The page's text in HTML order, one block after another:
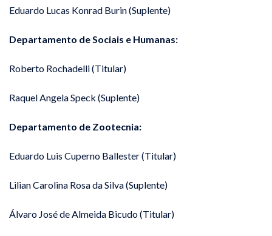
Eduardo Lucas Konrad Burin (Suplente)
Departamento de Sociais e Humanas:
Roberto Rochadelli (Titular)
Raquel Angela Speck (Suplente)
Departamento de Zootecnia:
Eduardo Luis Cuperno Ballester (Titular)
Lilian Carolina Rosa da Silva (Suplente)
Álvaro José de Almeida Bicudo (Titular)